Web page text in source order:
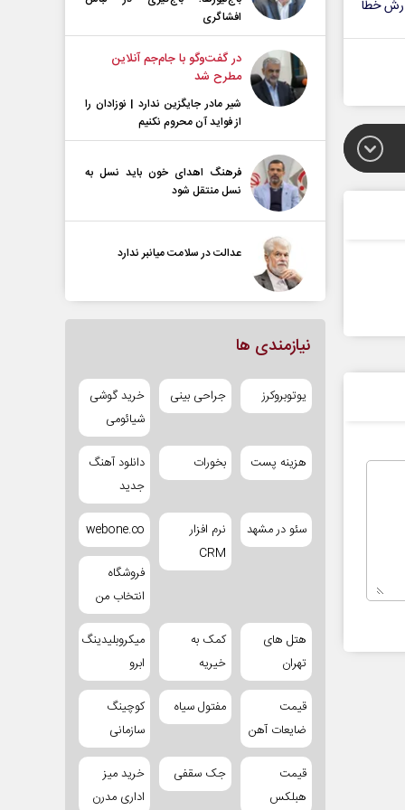
خطا
افشاگری
در گفت‌و‌گو با جام‌جم آنلاین
مطرح شد
شیر مادر جایگزین ندارد | نوزادان را
از فواید آن محروم نکنیم
فرهنگ اهدای خون باید نسل به
نسل منتقل شود
عدالت در سلامت میانبر ندارد
نیازمندی ها
یوتوبروکرز جراحی بینی
خرید گوشی
شیائومی
هزینه پست بخورات
دانلود آهنگ
جدید
سئو در مشهد
نرم افزار
CRM
webone.co
فروشگاه
انتخاب من
هتل های
تهران
کمک به
خیریه
میکروبلیدینگ
ابرو
قیمت
ضایعات آهن
مفتول سیاه
کوچینگ
سازمانی
قیمت
هبلکس
جک سقفی
خرید میز
اداری مدرن